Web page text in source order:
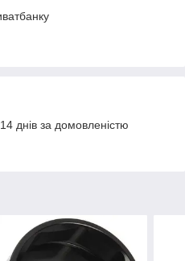
днів за домовленістю